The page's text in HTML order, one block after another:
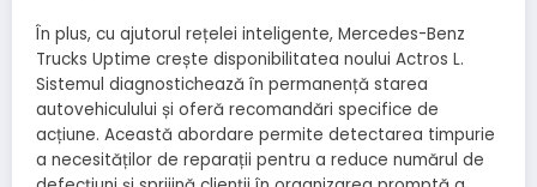
În plus, cu ajutorul rețelei inteligente, Mercedes-Benz
Trucks Uptime crește disponibilitatea noului Actros L.
Sistemul diagnostichează în permanență starea
autovehiculului și oferă recomandări specifice de
acțiune. Această abordare permite detectarea timpurie
a necesităților de reparații pentru a reduce numărul de